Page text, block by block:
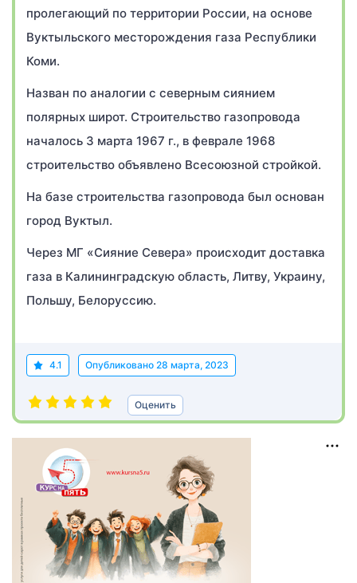
пролегающий по территории России, на основе
Вуктыльского месторождения газа Республики
Коми.
Назван по аналогии с северным сиянием
полярных широт. Строительство газопровода
началось 3 марта 1967 г., в феврале 1968
строительство объявлено Всесоюзной стройкой.
На базе строительства газопровода был основан
город Вуктыл.
Через МГ «Сияние Севера» происходит доставка
газа в Калининградскую область, Литву, Украину,
Польшу, Белоруссию.
4.1 Опубликовано 28 марта, 2023
Оценить